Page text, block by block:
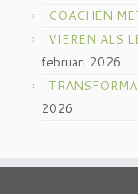
COACHEN
VIEREN ALS
februari 2026
2026